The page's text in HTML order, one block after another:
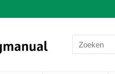
Search
for: